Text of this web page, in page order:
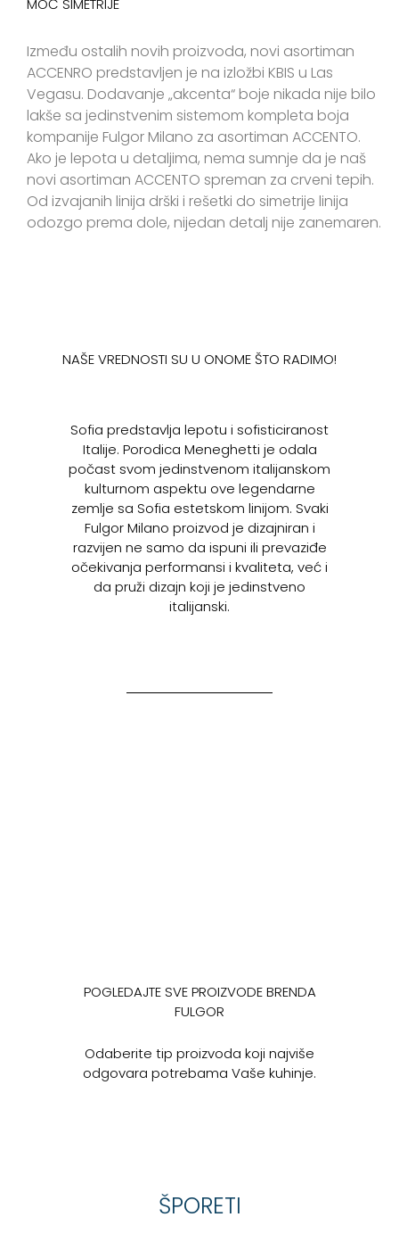
MOĆ SIMETRIJE
Između ostalih novih proizvoda, novi asortiman
ACCENRO predstavljen je na izložbi KBIS u Las
Vegasu. Dodavanje „akcenta“ boje nikada nije bilo
lakše sa jedinstvenim sistemom kompleta boja
kompanije Fulgor Milano za asortiman ACCENTO.
Ako je lepota u detaljima, nema sumnje da je naš
novi asortiman ACCENTO spreman za crveni tepih.
Od izvajanih linija drški i rešetki do simetrije linija
odozgo prema dole, nijedan detalj nije zanemaren.
NAŠE VREDNOSTI SU U ONOME ŠTO RADIMO!
Sofia predstavlja lepotu i sofisticiranost
Italije. Porodica Meneghetti je odala
počast svom jedinstvenom italijanskom
kulturnom aspektu ove legendarne
zemlje sa Sofia estetskom linijom. Svaki
Fulgor Milano proizvod je dizajniran i
razvijen ne samo da ispuni ili prevaziđe
očekivanja performansi i kvaliteta, već i
da pruži dizajn koji je jedinstveno
italijanski.
POGLEDAJTE SVE PROIZVODE BRENDA
FULGOR
Odaberite tip proizvoda koji najviše
odgovara potrebama Vaše kuhinje.
ŠPORETI